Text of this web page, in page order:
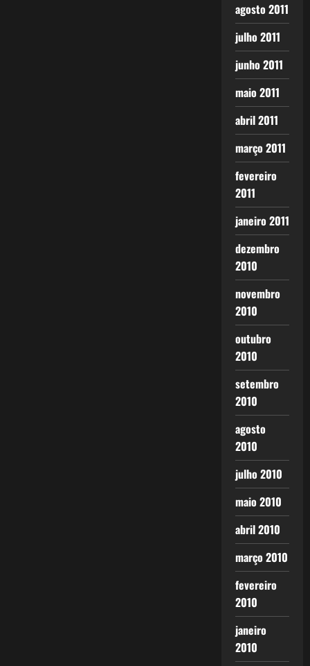
agosto 2011
julho 2011
junho 2011
maio 2011
abril 2011
março 2011
fevereiro
2011
janeiro 2011
dezembro
2010
novembro
2010
outubro
2010
setembro
2010
agosto
2010
julho 2010
maio 2010
abril 2010
março 2010
fevereiro
2010
janeiro
2010